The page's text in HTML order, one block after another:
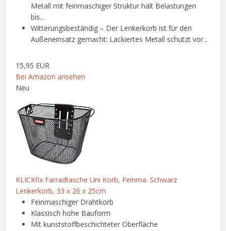
Metall mit feinmaschiger Struktur hält Belastungen
bis...
Witterungsbeständig – Der Lenkerkorb ist für den
Außeneinsatz gemacht: Lackiertes Metall schützt vor...
15,95 EUR
Bei Amazon ansehen
Neu
KLICKfix Farradtasche Uni Korb, Feinma. Schwarz
Lenkerkorb, 33 x 26 x 25cm
Feinmaschiger Drahtkorb
Klassisch hohe Bauform
Mit kunststoffbeschichteter Oberfläche